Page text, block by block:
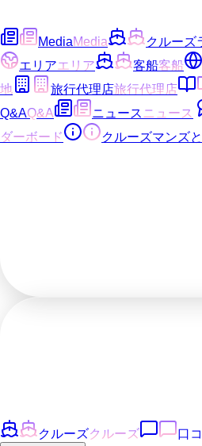
MediaMedia クルーズ
エリアエリア 客船客船
地
旅行代理店旅行代理店
Q&AQ&A ニュースニュース
ダーボード
クルーズマンズ
クルーズクルーズ 口